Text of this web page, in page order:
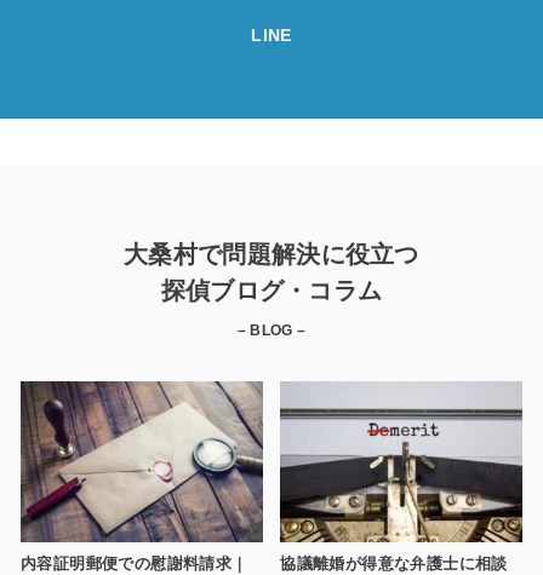
LINE
大桑村で問題解決に役立つ
探偵ブログ・コラム
– BLOG –
内容証明郵便での慰謝料請求｜
協議離婚が得意な弁護士に相談